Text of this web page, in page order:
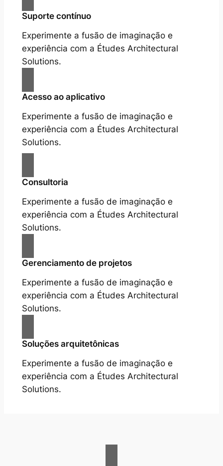
Suporte contínuo
Experimente a fusão de imaginação e
experiência com a Études Architectural
Solutions.
Acesso ao aplicativo
Experimente a fusão de imaginação e
experiência com a Études Architectural
Solutions.
Consultoria
Experimente a fusão de imaginação e
experiência com a Études Architectural
Solutions.
Gerenciamento de projetos
Experimente a fusão de imaginação e
experiência com a Études Architectural
Solutions.
Soluções arquitetônicas
Experimente a fusão de imaginação e
experiência com a Études Architectural
Solutions.